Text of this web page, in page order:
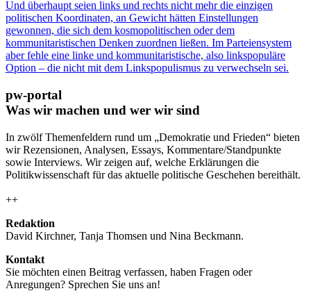
Und überhaupt seien links und rechts nicht mehr die einzigen
politischen Koordinaten, an Gewicht hätten Einstellungen
gewonnen, die sich dem kosmopolitischen oder dem
kommunitaristischen Denken zuordnen ließen. Im Parteiensystem
aber fehle eine linke und kommunitaristische, also linkspopuläre
Option – die nicht mit dem Linkspopulismus zu verwechseln sei.
pw-portal
Was wir machen und wer wir sind
In zwölf Themenfeldern rund um „Demokratie und Frieden“ bieten
wir Rezensionen, Analysen, Essays, Kommentare/Standpunkte
sowie Interviews. Wir zeigen auf, welche Erklärungen die
Politikwissenschaft für das aktuelle politische Geschehen bereithält.
++
Redaktion
David Kirchner, Tanja Thomsen und Nina Beckmann.
Kontakt
Sie möchten einen Beitrag verfassen, haben Fragen oder
Anregungen? Sprechen Sie uns an!